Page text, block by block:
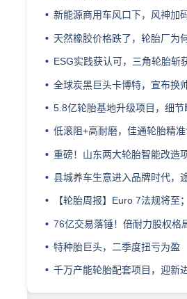
新能源商用车风口下，风神加码卡客
天然橡胶价格跌了，轮胎厂为何还不敢“松
ESG实践获认可，三角轮胎斩获绿色发展典
全球炭黑巨头卡博特，宣布换
5.8亿轮胎基地升级项目，细节
低滚阻+高耐磨，佳通轮胎精准切入新能源轻
重磅！山东两大轮胎智能改造项目完
县城养车生意进入品牌时代，途虎为何此时加码“万
【轮胎周报】Euro 7法规将至；米其林上半年营收超千亿；倍耐力上半年盈利稳增；龙星炭黑
76亿交易落锤！倍耐力股权格局迎
特种胎巨头，二季度扭亏为盈
千万产能轮胎配套项目，迎新